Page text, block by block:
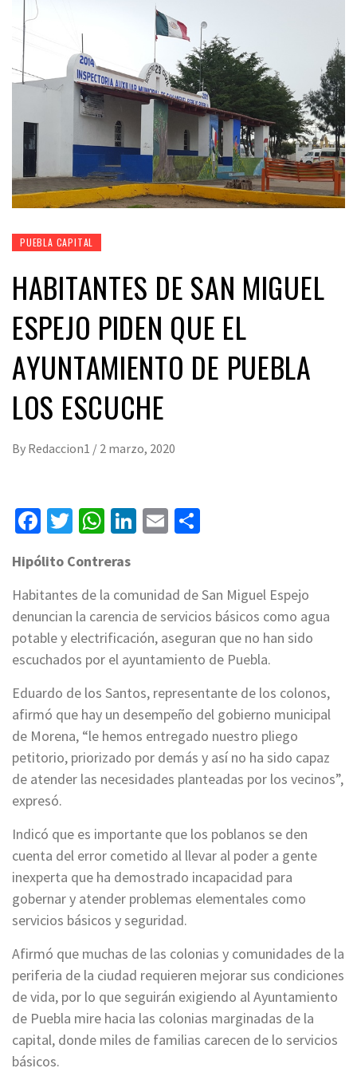
PUEBLA CAPITAL
HABITANTES DE SAN MIGUEL
ESPEJO PIDEN QUE EL
AYUNTAMIENTO DE PUEBLA
LOS ESCUCHE
By Redaccion1 / 2 marzo, 2020
Facebook
Twitter
WhatsApp
LinkedIn
Email
Hipólito Contreras
Habitantes de la comunidad de San Miguel Espejo
denuncian la carencia de servicios básicos como agua
potable y electrificación, aseguran que no han sido
escuchados por el ayuntamiento de Puebla.
Eduardo de los Santos, representante de los colonos,
afirmó que hay un desempeño del gobierno municipal
de Morena, “le hemos entregado nuestro pliego
petitorio, priorizado por demás y así no ha sido capaz
de atender las necesidades planteadas por los vecinos”,
expresó.
Indicó que es importante que los poblanos se den
cuenta del error cometido al llevar al poder a gente
inexperta que ha demostrado incapacidad para
gobernar y atender problemas elementales como
servicios básicos y seguridad.
Afirmó que muchas de las colonias y comunidades de la
periferia de la ciudad requieren mejorar sus condiciones
de vida, por lo que seguirán exigiendo al Ayuntamiento
de Puebla mire hacia las colonias marginadas de la
capital, donde miles de familias carecen de lo servicios
básicos.